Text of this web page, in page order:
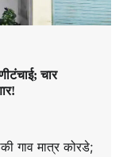
चार
गाव मात्र कोरडे;